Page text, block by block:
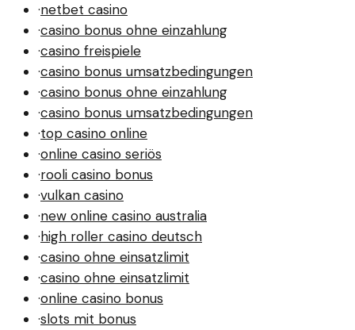
·netbet casino
·casino bonus ohne einzahlung
·casino freispiele
·casino bonus umsatzbedingungen
·casino bonus ohne einzahlung
·casino bonus umsatzbedingungen
·top casino online
·online casino seriös
·rooli casino bonus
·vulkan casino
·new online casino australia
·high roller casino deutsch
·casino ohne einsatzlimit
·casino ohne einsatzlimit
·online casino bonus
·slots mit bonus